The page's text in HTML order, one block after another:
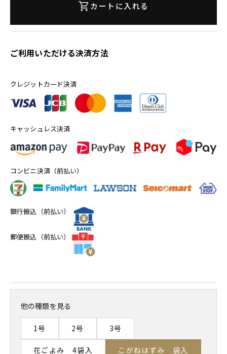
カートに入れる
ご利用いただける決済方法
クレジットカード決済
キャッシュレス決済
コンビニ決済（前払い）
銀行振込（前払い）
郵便振込（前払い）
他の種類を見る
1号 2号 3号
花ごよみ 4袋入 こがねはずみ 袋入